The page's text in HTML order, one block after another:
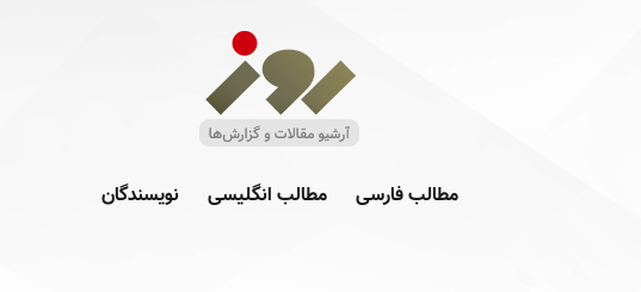
مطالب فارسی مطالب انگلیسی نویسندگان